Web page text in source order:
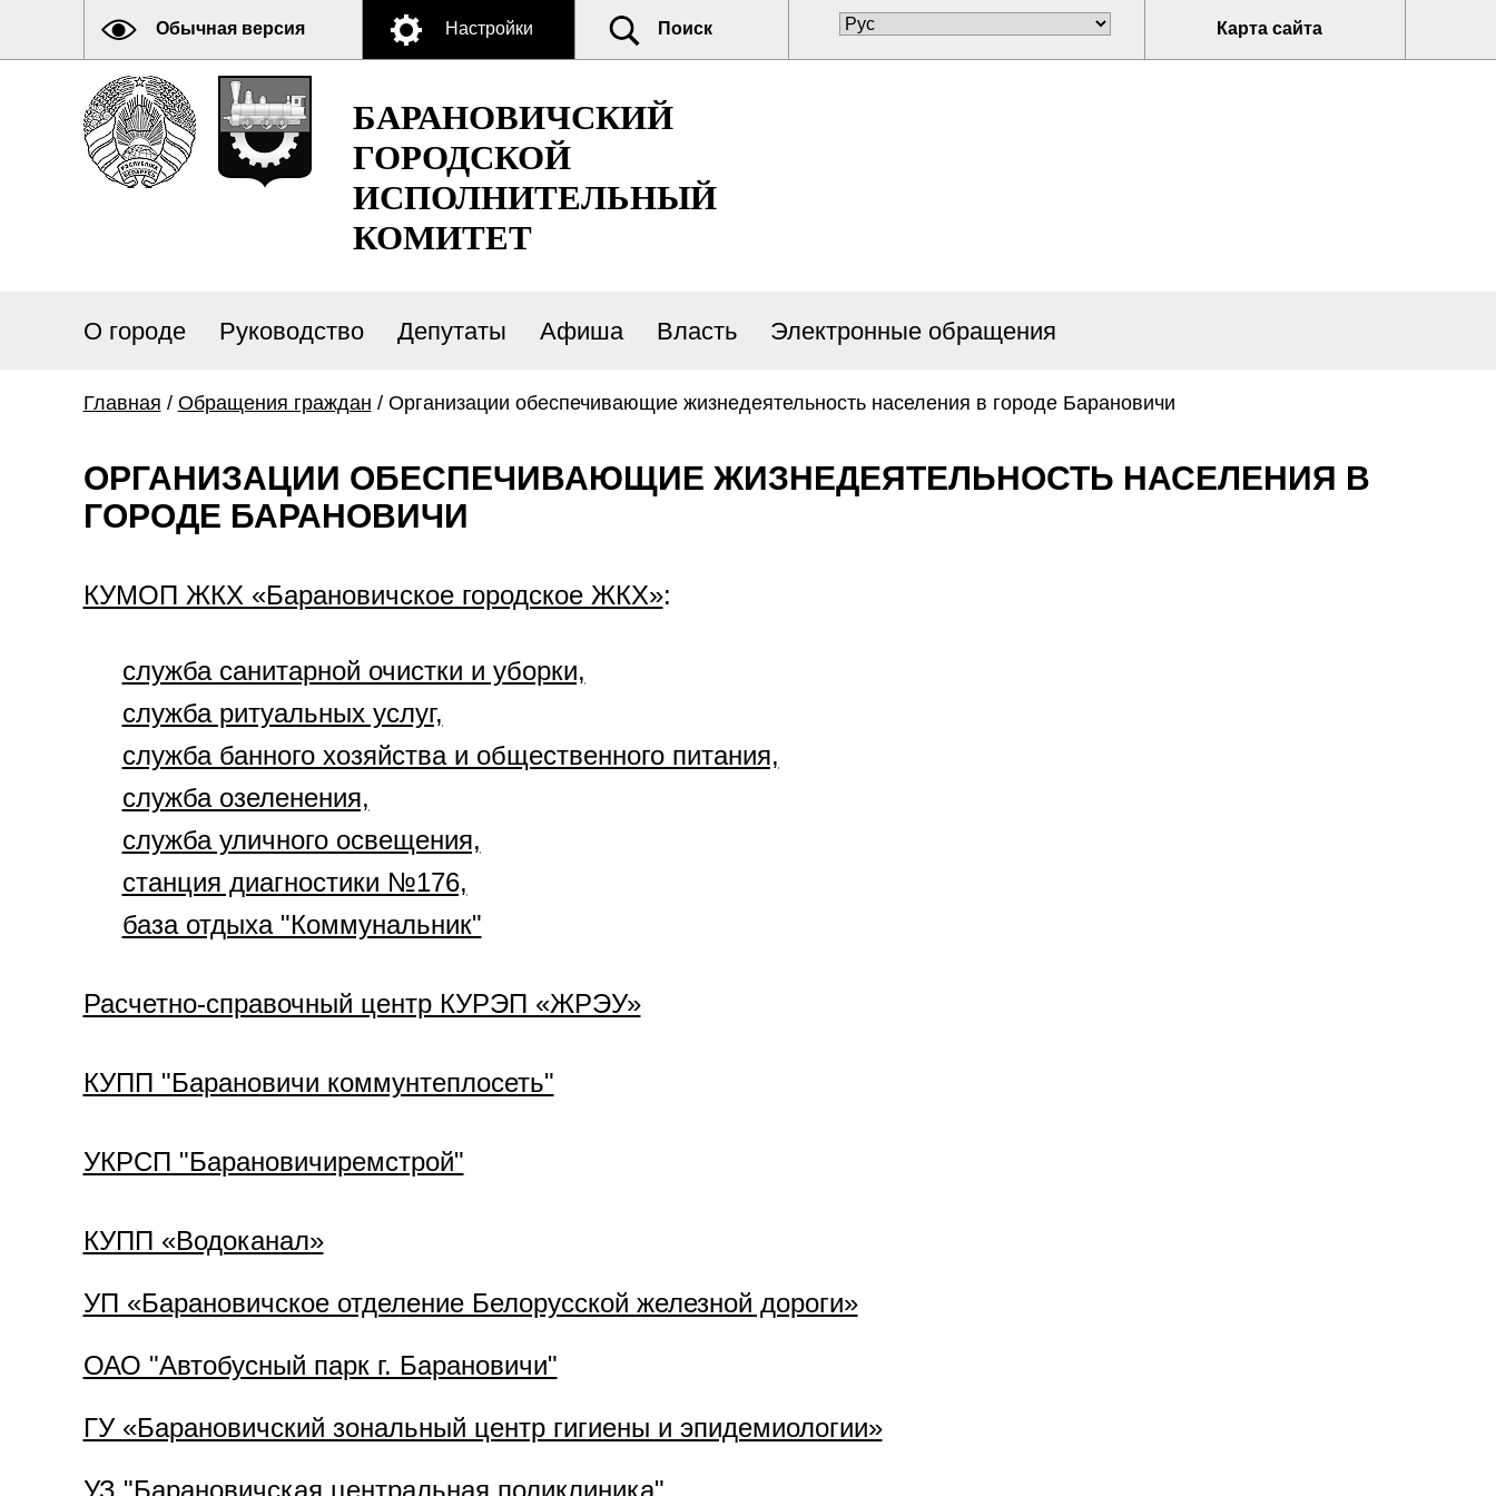
Обычная версия Настройки Поиск Карта сайта
БАРАНОВИЧСКИЙ
ГОРОДСКОЙ
ИСПОЛНИТЕЛЬНЫЙ
КОМИТЕТ
О городе Руководство Депутаты Афиша Власть Электронные обращения
Главная / Обращения граждан / Организации обеспечивающие жизнедеятельность населения в городе Барановичи
ОРГАНИЗАЦИИ ОБЕСПЕЧИВАЮЩИЕ ЖИЗНЕДЕЯТЕЛЬНОСТЬ НАСЕЛЕНИЯ В
ГОРОДЕ БАРАНОВИЧИ
КУМОП ЖКХ «Барановичское городское ЖКХ»:
служба санитарной очистки и уборки,
служба ритуальных услуг,
служба банного хозяйства и общественного питания,
служба озеленения,
служба уличного освещения,
станция диагностики №176,
база отдыха "Коммунальник"
Расчетно-справочный центр КУРЭП «ЖРЭУ»
КУПП "Барановичи коммунтеплосеть"
УКРСП "Барановичиремстрой"
КУПП «Водоканал»
УП «Барановичское отделение Белорусской железной дороги»
ОАО "Автобусный парк г. Барановичи"
ГУ «Барановичский зональный центр гигиены и эпидемиологии»
УЗ "Барановичская центральная поликлиника"